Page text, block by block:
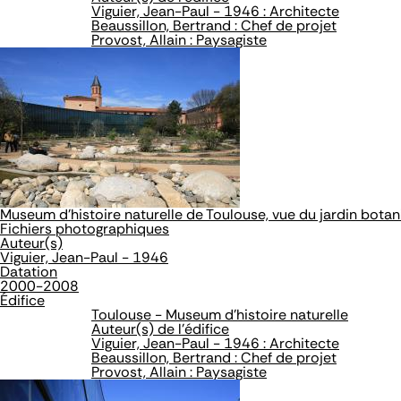
Viguier, Jean-Paul - 1946 : Architecte
Beaussillon, Bertrand : Chef de projet
Provost, Allain : Paysagiste
Museum d'histoire naturelle de Toulouse, vue du jardin
Fichiers photographiques
Auteur(s)
Viguier, Jean-Paul - 1946
Datation
2000-2008
Édifice
Toulouse - Museum d'histoire naturelle
Auteur(s) de l'édifice
Viguier, Jean-Paul - 1946 : Architecte
Beaussillon, Bertrand : Chef de projet
Provost, Allain : Paysagiste